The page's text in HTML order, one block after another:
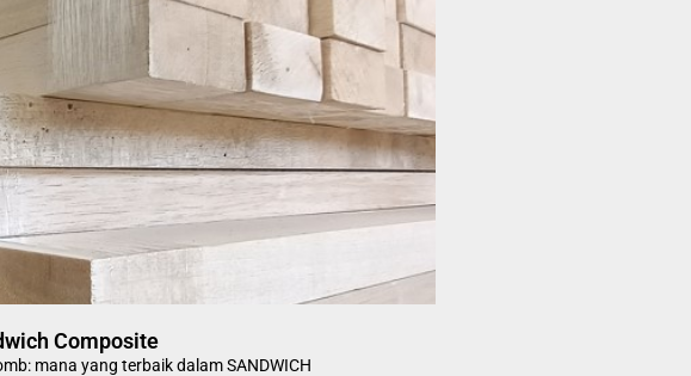
Composite
mana yang terbaik dalam SANDWICH